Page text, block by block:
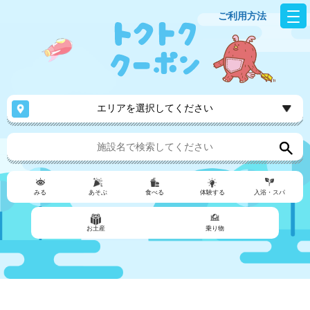
ご利用方法
エリアを選択してください
みる あそぶ 食べる 体験する 入浴・スパ
お土産 乗り物